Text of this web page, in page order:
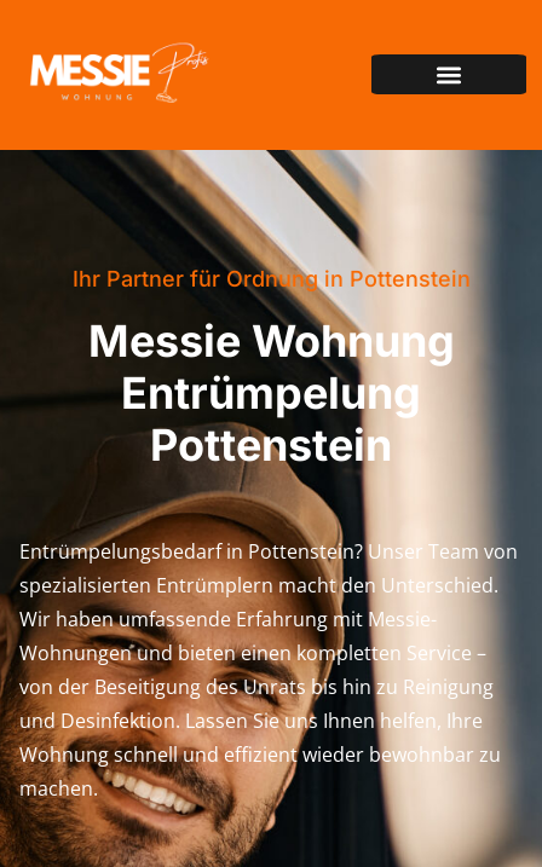
Ihr Partner für Ordnung in Pottenstein
Messie Wohnung
Entrümpelung
Pottenstein
Entrümpelungsbedarf in Pottenstein? Unser Team von
spezialisierten Entrümplern macht den Unterschied.
Wir haben umfassende Erfahrung mit Messie-
Wohnungen und bieten einen kompletten Service –
von der Beseitigung des Unrats bis hin zu Reinigung
und Desinfektion. Lassen Sie uns Ihnen helfen, Ihre
Wohnung schnell und effizient wieder bewohnbar zu
machen.